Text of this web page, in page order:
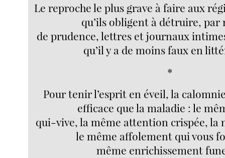
Le reproche le plus grave à faire aux
qu’ils obligent à détruire, par
de prudence, lettres et journaux
qu’il y a de moins faux en
*
Pour tenir l’esprit en éveil, la
efficace que la maladie : le
qui-vive, la même attention crispée, la
le même affolement qui vous
même enrichissement